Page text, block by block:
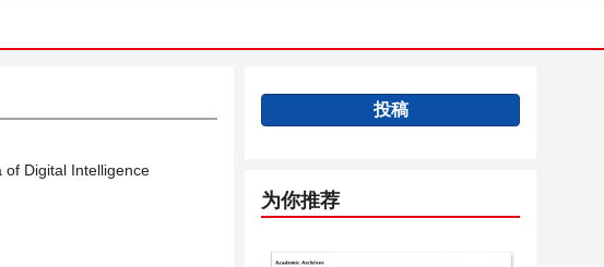
of Digital Intelligence
投稿
为你推荐